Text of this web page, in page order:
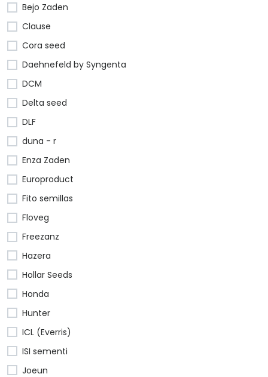
Bejo Zaden
Clause
Cora seed
Daehnefeld by Syngenta
DCM
Delta seed
DLF
duna - r
Enza Zaden
Europroduct
Fito semillas
Floveg
Freezanz
Hazera
Hollar Seeds
Honda
Hunter
ICL (Everris)
ISI sementi
Joeun